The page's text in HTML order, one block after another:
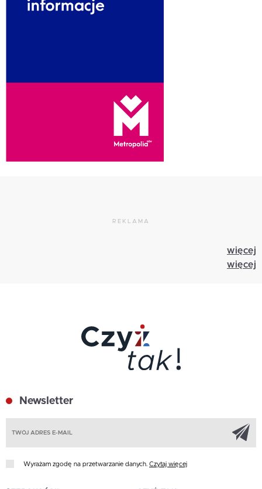
REKLAMA
więcej
więcej
Newsletter
Wyrażam zgodę na przetwarzanie danych. Czytaj więcej